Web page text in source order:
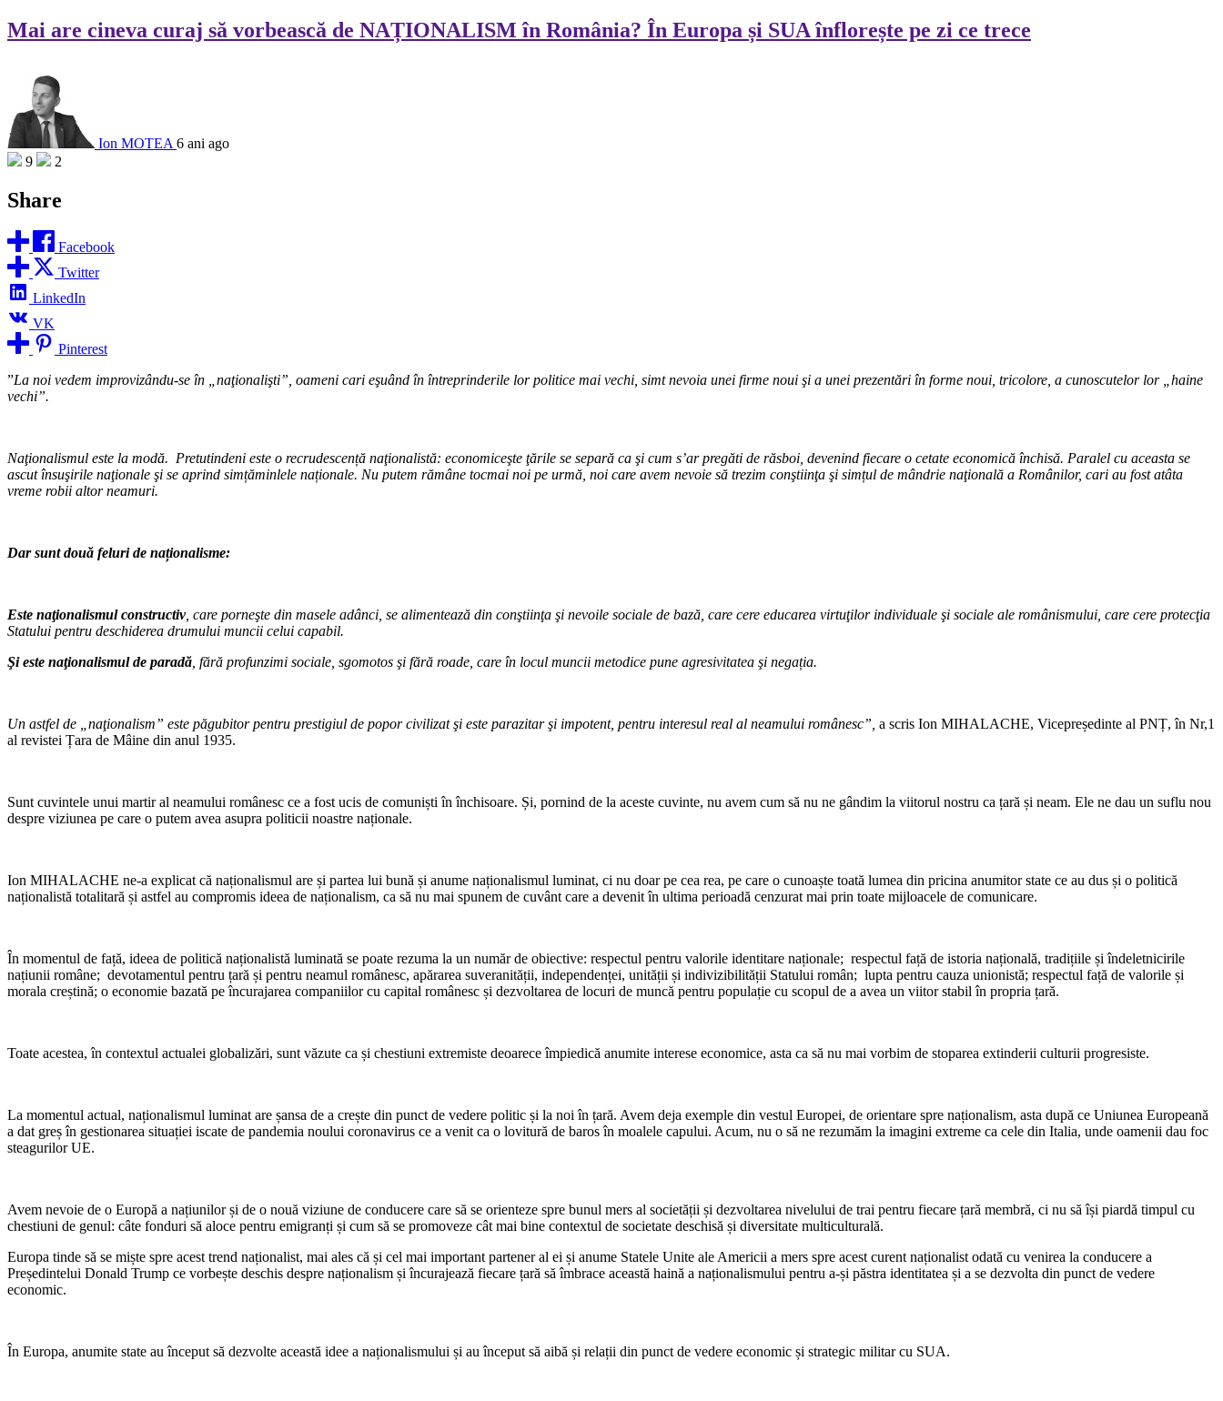
Mai are cineva curaj să vorbească de NAȚIONALISM în România? În Europa și SUA înflorește pe zi ce trece
Ion MOTEA 6 ani ago
9
2
Share
Facebook
Twitter
LinkedIn
VK
Pinterest
”La noi vedem improvizându-se în „naţionalişti”, oameni cari eşuând în întreprinderile lor politice mai vechi, simt nevoia unei firme noui şi a unei prezentări în forme noui, tricolore, a cunoscutelor lor „haine
vechi”.
Naţionalismul este la modă. Pretutindeni este o recrudescență naţionalistă: economiceşte ţările se separă ca şi cum s’ar pregăti de răsboi, devenind fiecare o cetate economică închisă. Paralel cu aceasta se
ascut însuşirile naţionale şi se aprind simțăminlele naționale. Nu putem rămâne tocmai noi pe urmă, noi care avem nevoie să trezim conştiinţa şi simțul de mândrie naţională a Românilor, cari au fost atâta
vreme robii altor neamuri.
Dar sunt două feluri de naționalisme:
Este naţionalismul constructiv, care porneşte din masele adânci, se alimentează din conştiinţa şi nevoile sociale de bază, care cere educarea virtuţilor individuale şi sociale ale românismului, care cere protecţia
Statului pentru deschiderea drumului muncii celui capabil.
Şi este naţionalismul de paradă, fără profunzimi sociale, sgomotos şi fără roade, care în locul muncii metodice pune agresivitatea şi negația.
Un astfel de „naţionalism” este păgubitor pentru prestigiul de popor civilizat şi este parazitar şi impotent, pentru interesul real al neamului românesc”, a scris Ion MIHALACHE, Vicepreședinte al PNȚ, în Nr,1
al revistei Țara de Mâine din anul 1935.
Sunt cuvintele unui martir al neamului românesc ce a fost ucis de comuniști în închisoare. Și, pornind de la aceste cuvinte, nu avem cum să nu ne gândim la viitorul nostru ca țară și neam. Ele ne dau un suflu nou
despre viziunea pe care o putem avea asupra politicii noastre naționale.
Ion MIHALACHE ne-a explicat că naționalismul are și partea lui bună și anume naționalismul luminat, ci nu doar pe cea rea, pe care o cunoaște toată lumea din pricina anumitor state ce au dus și o politică
naționalistă totalitară și astfel au compromis ideea de naționalism, ca să nu mai spunem de cuvânt care a devenit în ultima perioadă cenzurat mai prin toate mijloacele de comunicare.
În momentul de față, ideea de politică naționalistă luminată se poate rezuma la un număr de obiective: respectul pentru valorile identitare naționale; respectul față de istoria națională, tradițiile și îndeletnicirile
națiunii române; devotamentul pentru țară și pentru neamul românesc, apărarea suveranității, independenței, unității și indivizibilității Statului român; lupta pentru cauza unionistă; respectul față de valorile și
morala creștină; o economie bazată pe încurajarea companiilor cu capital românesc și dezvoltarea de locuri de muncă pentru populație cu scopul de a avea un viitor stabil în propria țară.
Toate acestea, în contextul actualei globalizări, sunt văzute ca și chestiuni extremiste deoarece împiedică anumite interese economice, asta ca să nu mai vorbim de stoparea extinderii culturii progresiste.
La momentul actual, naționalismul luminat are șansa de a crește din punct de vedere politic și la noi în țară. Avem deja exemple din vestul Europei, de orientare spre naționalism, asta după ce Uniunea Europeană
a dat greș în gestionarea situației iscate de pandemia noului coronavirus ce a venit ca o lovitură de baros în moalele capului. Acum, nu o să ne rezumăm la imagini extreme ca cele din Italia, unde oamenii dau foc
steagurilor UE.
Avem nevoie de o Europă a națiunilor și de o nouă viziune de conducere care să se orienteze spre bunul mers al societății și dezvoltarea nivelului de trai pentru fiecare țară membră, ci nu să își piardă timpul cu
chestiuni de genul: câte fonduri să aloce pentru emigranți și cum să se promoveze cât mai bine contextul de societate deschisă și diversitate multiculturală.
Europa tinde să se miște spre acest trend naționalist, mai ales că și cel mai important partener al ei și anume Statele Unite ale Americii a mers spre acest curent naționalist odată cu venirea la conducere a
Președintelui Donald Trump ce vorbește deschis despre naționalism și încurajează fiecare țară să îmbrace această haină a naționalismului pentru a-și păstra identitatea și a se dezvolta din punct de vedere
economic.
În Europa, anumite state au început să dezvolte această idee a naționalismului și au început să aibă și relații din punct de vedere economic și strategic militar cu SUA.